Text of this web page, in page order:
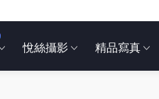
悅絲攝影 精品寫真